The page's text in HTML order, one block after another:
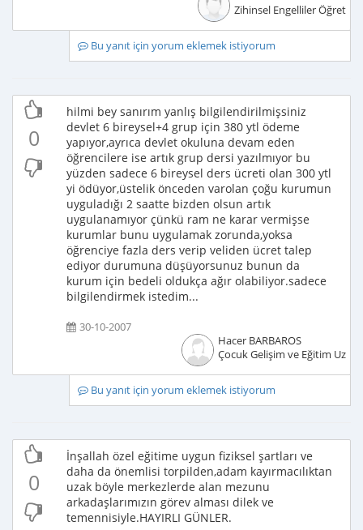
Zihinsel Engelliler
Bu yanıt için yorum eklemek istiyorum
0
hilmi bey sanırım yanlış bilgilendirilmişsiniz
devlet 6 bireysel+4 grup için 380 ytl ödeme
yapıyor,ayrıca devlet okuluna devam eden
öğrencilere ise artık grup dersi yazılmıyor bu
yüzden sadece 6 bireysel ders ücreti olan 300 ytl
yi ödüyor,üstelik önceden varolan çoğu kurumun
uyguladığı 2 saatte bizden olsun artık
uygulanamıyor çünkü ram ne karar vermişse
kurumlar bunu uygulamak zorunda,yoksa
öğrenciye fazla ders verip veliden ücret talep
ediyor durumuna düşüyorsunuz bunun da
kurum için bedeli oldukça ağır olabiliyor.sadece
bilgilendirmek istedim...
30-10-2007
Hacer BARBAROS
Çocuk Gelişim ve Eğitim
Bu yanıt için yorum eklemek istiyorum
0
İnşallah özel eğitime uygun fiziksel şartları ve
daha da önemlisi torpilden,adam kayırmacılıktan
uzak böyle merkezlerde alan mezunu
arkadaşlarımızın görev alması dilek ve
temennisiyle.HAYIRLI GÜNLER.